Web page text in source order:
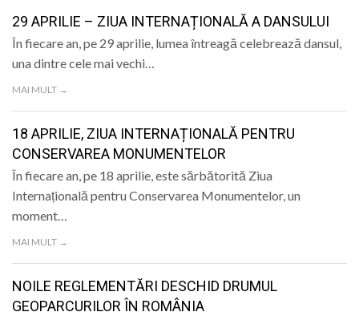
29 APRILIE – ZIUA INTERNAȚIONALĂ A DANSULUI
În fiecare an, pe 29 aprilie, lumea întreagă celebrează dansul,
una dintre cele mai vechi…
MAI MULT →
18 APRILIE, ZIUA INTERNAȚIONALĂ PENTRU
CONSERVAREA MONUMENTELOR
În fiecare an, pe 18 aprilie, este sărbătorită Ziua
Internațională pentru Conservarea Monumentelor, un
moment…
MAI MULT →
NOILE REGLEMENTĂRI DESCHID DRUMUL
GEOPARCURILOR ÎN ROMÂNIA